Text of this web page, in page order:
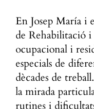
En Josep María i
de Rehabilitació
ocupacional i
especials de
dècades de
la mirada
rutines i